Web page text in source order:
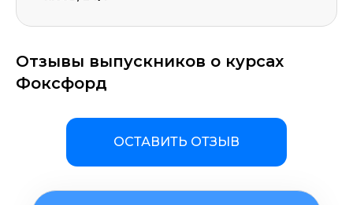
Отзывы выпускников о курсах
Фоксфорд
ОСТАВИТЬ ОТЗЫВ